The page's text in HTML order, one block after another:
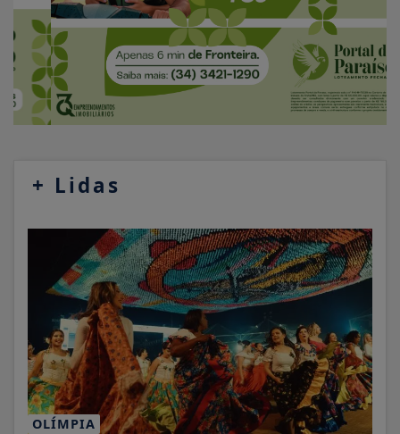
+ Lidas
OLÍMPIA